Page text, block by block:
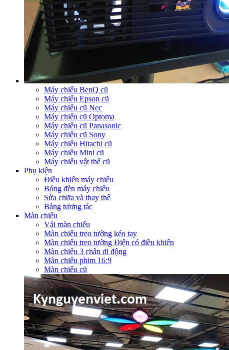
Máy chiếu BenQ cũ
Máy chiếu Epson cũ
Máy chiếu cũ Nec
Máy chiếu cũ Optoma
Máy chiếu cũ Panasonic
Máy chiếu cũ Sony
Máy chiếu Hitachi cũ
Máy chiếu Mini cũ
Máy chiếu vật thể cũ
Phụ kiện
Điều khiển máy chiếu
Bóng đèn máy chiếu
Sửa chữa và thay thế
Bảng tương tác
Màn chiếu
Vải màn chiếu
Màn chiếu treo tường kéo tay
Màn chiếu treo tường Điện có điều khiển
Màn chiếu 3 chân di động
Màn chiếu phim 16:9
Màn chiếu cũ